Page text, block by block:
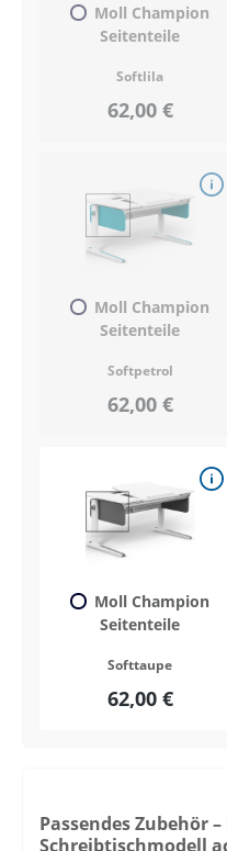
Moll Champion
Seitenteile
Softlila
62,00 €
Moll Champion
Seitenteile
Softpetrol
62,00 €
Moll Champion
Seitenteile
Softtaupe
62,00 €
Passendes Zubehör
Schreibtischmodell